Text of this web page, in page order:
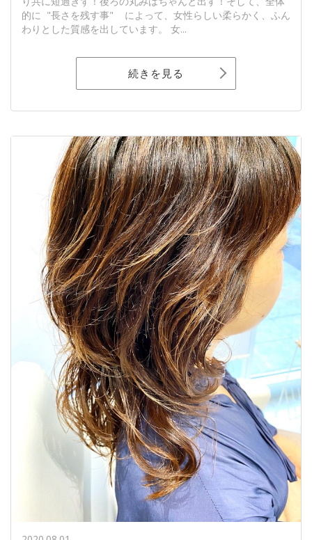
的に "長さを残す事" によって、女性らしい柔らかく、ふん
わりとした質感を出しています。 女...
続きを見る